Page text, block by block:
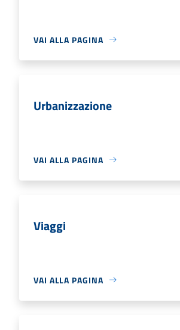
VAI ALLA PAGINA
Urbanizzazione
VAI ALLA PAGINA
Viaggi
VAI ALLA PAGINA